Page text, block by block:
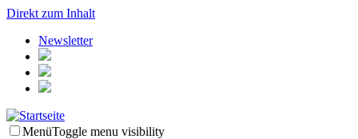
Direkt zum Inhalt
Newsletter
MenüToggle menu visibility